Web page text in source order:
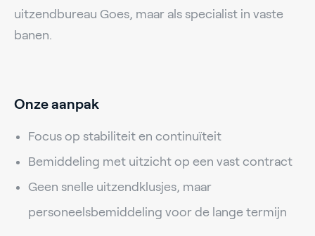
uitzendbureau Goes, maar als specialist in vaste
banen.
Onze aanpak
Focus op stabiliteit en continuïteit
Bemiddeling met uitzicht op een vast contract
Geen snelle uitzendklusjes, maar
personeelsbemiddeling voor de lange termijn